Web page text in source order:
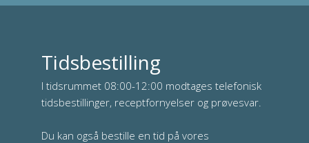
Tidsbestilling
I tidsrummet 08:00-12:00 modtages telefonisk
tidsbestillinger, receptfornyelser og prøvesvar.
Du kan også bestille en tid på vores